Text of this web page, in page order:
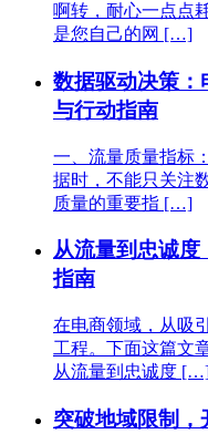
啊转，耐心一点点
是您自己的网 […]
数据驱动决策：
与行动指南
一、流量质量指标
据时，不能只关注
质量的重要指 […]
从流量到忠诚
指南
在电商领域，从吸
工程。下面这篇文
从流量到忠诚度
突破地域限制